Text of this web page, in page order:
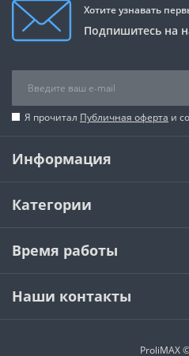
Хотите узнавать
Подпишитесь на
Я прочитал Публичная оферта и
Информация
Категории
Время работы
Наши контакты
ProliMAX